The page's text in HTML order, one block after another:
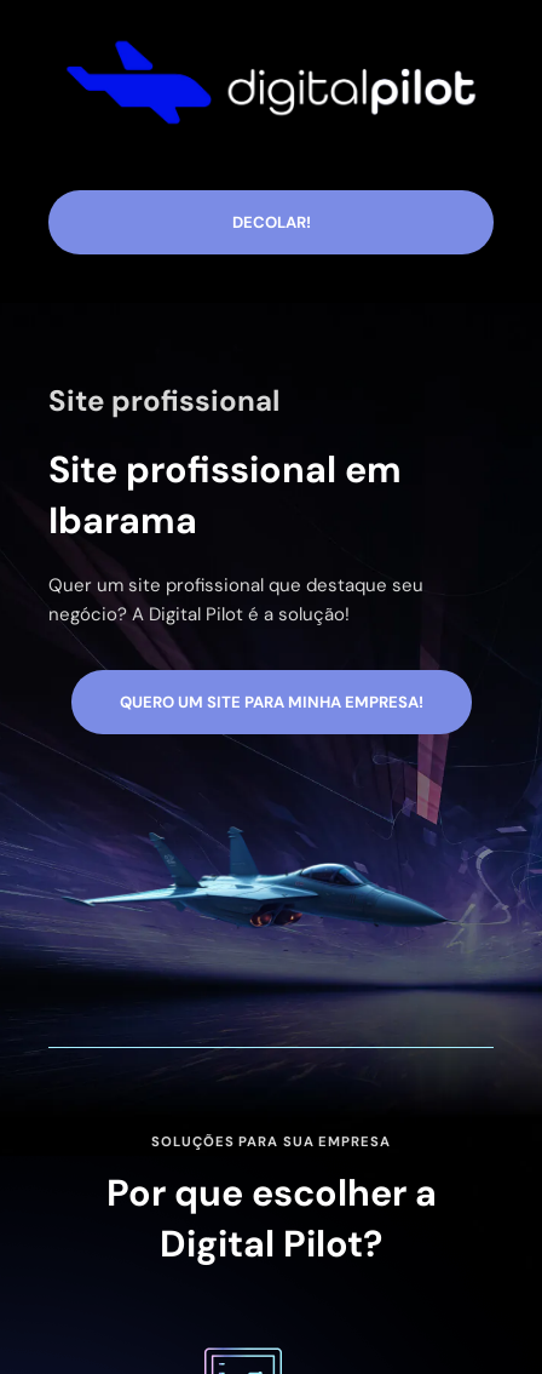
DECOLAR!
Site profissional
Site profissional em
Ibarama
Quer um site profissional que destaque seu
negócio? A Digital Pilot é a solução!
QUERO UM SITE PARA MINHA EMPRESA!
SOLUÇÕES PARA SUA EMPRESA
Por que escolher a
Digital Pilot?